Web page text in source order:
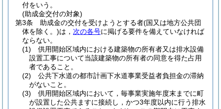
付をいう。
(助成金交付の対象)
第3条
助成金の交付を受けようとする者(国又は地方公共団
体を除く。)は， 次の各号に掲げる要件を備えていなければ
ならない。
(1)
供用開始区域内における建築物の所有者又は排水設備
設置工事について当該建築物の所有者の同意を得た占用
者であること。
(2)
公共下水道の都市計画下水道事業受益者負担金の滞納
がないこと。
(3)
供用開始区域内において，毎事業実施年度末までに町
が設置した公共ますに接続し，かつ3年度以内に行う排水